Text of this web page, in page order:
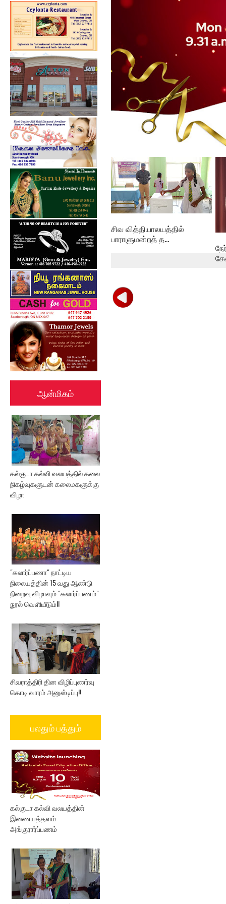
ஆன்மிகம்
கல்குடா கல்வி வலயத்தில் கலை
நிகழ்வுகளுடன் கலைமகளுக்கு
விழா
"கலார்ப்பணா" நாட்டிய
நிலையத்தின் 15 வது ஆண்டு
நிறைவு விழாவும் "கலார்ப்பணம்"
நூல் வெளியீடும்!!
சிவராத்திரி தின விழிப்புணர்வு
கொடி வாரம் அனுஸ்டிப்பு!!
பலதும் பத்தும்
கல்குடா கல்வி வலயத்தின்
இணையத்தளம்
அங்குரார்ப்பணம்
கல்குடா கல்வி வலயத்தின்
இணையத்தளம் ...
சிவ வித்தியாலயத்தில்
பாராளுமன்றத் த...